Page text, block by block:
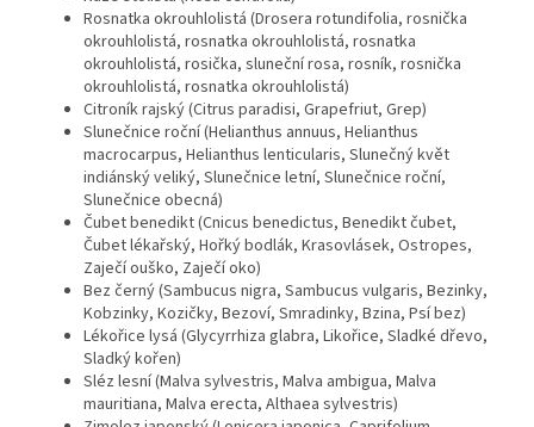
Rosnatka okrouhlolistá (Drosera rotundifolia, rosnička
okrouhlolistá, rosnatka okrouhlolistá, rosnatka
okrouhlolistá, rosička, sluneční rosa, rosník, rosnička
okrouhlolistá, rosnatka okrouhlolistá)
Citroník rajský (Citrus paradisi, Grapefriut, Grep)
Slunečnice roční (Helianthus annuus, Helianthus
macrocarpus, Helianthus lenticularis, Slunečný květ
indiánský veliký, Slunečnice letní, Slunečnice roční,
Slunečnice obecná)
Čubet benedikt (Cnicus benedictus, Benedikt čubet,
Čubet lékařský, Hořký bodlák, Krasovlásek, Ostropes,
Zaječí ouško, Zaječí oko)
Bez černý (Sambucus nigra, Sambucus vulgaris, Bezinky,
Kobzinky, Kozičky, Bezoví, Smradinky, Bzina, Psí bez)
Lékořice lysá (Glycyrrhiza glabra, Likořice, Sladké dřevo,
Sladký kořen)
Sléz lesní (Malva sylvestris, Malva ambigua, Malva
mauritiana, Malva erecta, Althaea sylvestris)